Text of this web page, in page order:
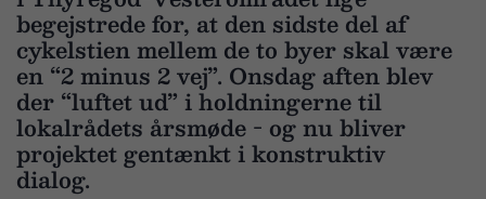
begejstrede for, at den sidste del af
cykelstien mellem de to byer skal være
en “2 minus 2 vej”. Onsdag aften blev
der “luftet ud” i holdningerne til
lokalrådets årsmøde - og nu bliver
projektet gentænkt i konstruktiv
dialog.